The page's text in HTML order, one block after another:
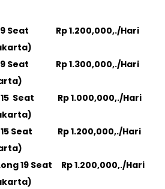
19 Seat Rp 1.200,000,./Hari
19 Seat Rp 1.300,000,./Hari
15 Seat Rp 1.000,000,./Hari
15 Seat Rp 1.200,000,./Hari
19 Seat Rp 1.200,000,./Hari